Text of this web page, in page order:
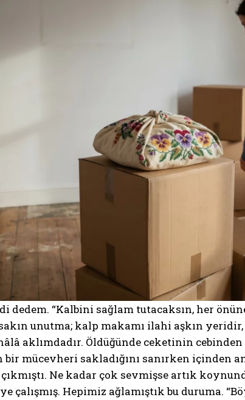
dedem. “Kalbini sağlam tutacaksın, her
unutma; kalp makamı ilahi aşkın
aklımdadır. Öldüğünde ceketinin cebinden
mücevheri sakladığını sanırken içinden
Ne kadar çok sevmişse artık
çalışmış. Hepimiz ağlamıştık bu duruma.